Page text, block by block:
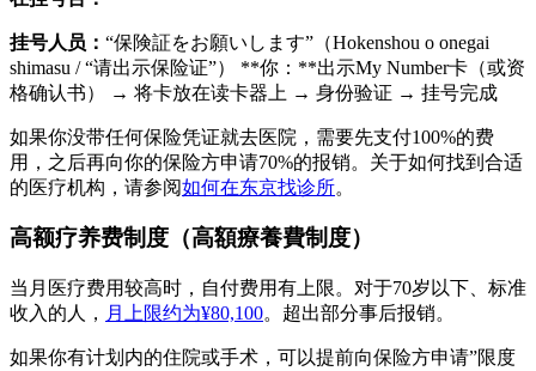
挂号人员： “保険証をお願いします”（Hokenshou o onegai
shimasu / “请出示保险证”） **你：**出示My Number卡（或资
格确认书） → 将卡放在读卡器上 → 身份验证 → 挂号完成
如果你没带任何保险凭证就去医院，需要先支付100%的费
用，之后再向你的保险方申请70%的报销。关于如何找到合适
的医疗机构，请参阅如何在东京找诊所。
高额疗养费制度（高額療養費制度）
当月医疗费用较高时，自付费用有上限。对于70岁以下、标准
收入的人， 月上限约为¥80,100。超出部分事后报销。
如果你有计划内的住院或手术，可以提前向保险方申请”限度